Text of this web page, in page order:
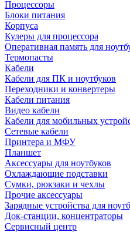
Процессоры
Блоки питания
Корпуса
Кулеры для процессора
Оперативная память для
Термопасты
Кабели
Кабели для ПК и ноутбуков
Переходники и конвертеры
Кабели питания
Видео кабели
Кабели для мобильных
Сетевые кабели
Принтера и МФУ
Планшет
Аксессуары для ноутбуков
Охлаждающие подставки
Сумки, рюкзаки и чехлы
Прочие аксессуары
Зарядные устройства для
Док-станции, концентраторы
Сервисный центр